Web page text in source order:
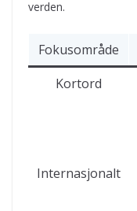
verden.
Fokusområde
Kortord
Internasjonalt